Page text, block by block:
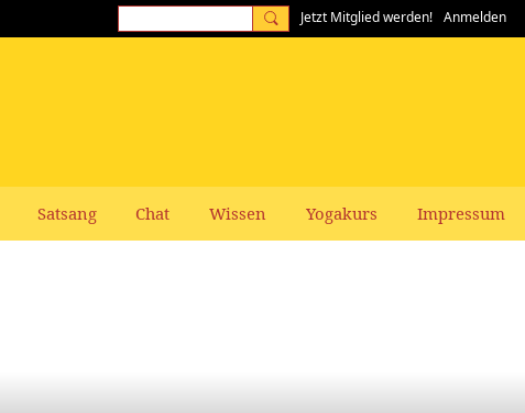
Jetzt Mitglied werden! Anmelden
Satsang Chat Wissen Yogakurs Impressum